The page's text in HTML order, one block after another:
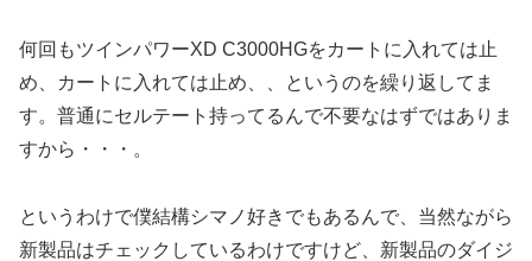
何回もツインパワーXD C3000HGをカートに入れては止
め、カートに入れては止め、、というのを繰り返してま
す。普通にセルテート持ってるんで不要なはずではありま
すから・・・。
というわけで僕結構シマノ好きでもあるんで、当然ながら
新製品はチェックしているわけですけど、新製品のダイジ